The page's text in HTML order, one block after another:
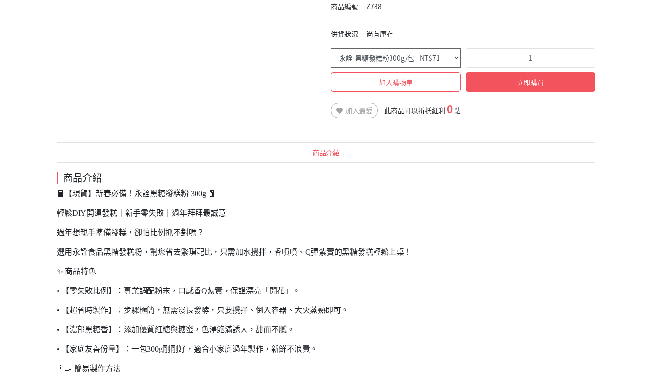
商品編號: Z788
供貨狀況: 尚有庫存
加入購物車 立即購買
加入最愛 此商品可以折抵紅利 0點
商品介紹
商品介紹
🧧【現貨】新春必備！永詮黑糖發糕粉 300g 🧧
輕鬆DIY開運發糕｜新手零失敗｜過年拜拜最誠意
過年想親手準備發糕，卻怕比例抓不對嗎？
選用永詮食品黑糖發糕粉，幫您省去繁瑣配比，只需加水攪拌，香噴噴、Q彈紮實的黑糖發糕輕鬆上桌！
✨ 商品特色
• 【零失敗比例】：專業調配粉末，口感香Q紮實，保證漂亮「開花」。
• 【超省時製作】：步驟極簡，無需漫長發酵，只要攪拌、倒入容器、大火蒸熟即可。
• 【濃郁黑糖香】：添加優質紅糖與糖蜜，色澤飽滿誘人，甜而不膩。
• 【家庭友善份量】：一包300g剛剛好，適合小家庭過年製作，新鮮不浪費。
👨‍🍳 簡易製作方法